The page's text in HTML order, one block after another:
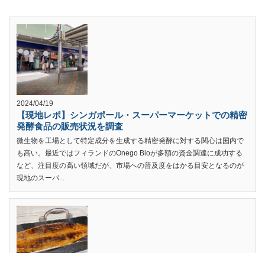
2024/04/19
【現地レポ】シンガポール・スーパーマーケットでの精密
発酵食品の販売状況を調査
微生物を工場として特定成分を生成する精密発酵に対する関心は国内で
も高い。最近ではフィランドのOnego Bioが多額の資金調達に成功する
など、注目度の高い領域だが、市場への普及度をはかる目安となるのが
現地のスーパ...